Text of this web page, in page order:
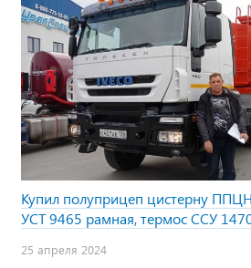
Купил полуприцеп цистерну
УСТ 9465 рамная, термос ССУ
25 апреля 2024